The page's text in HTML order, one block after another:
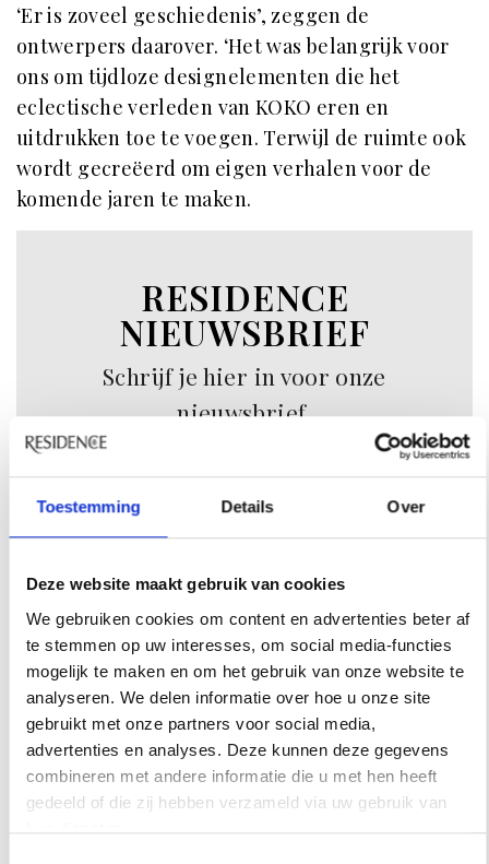
Toestemming Details Over
Deze website maakt gebruik van cookies
We gebruiken cookies om content en advertenties beter af
te stemmen op uw interesses, om social media-functies
mogelijk te maken en om het gebruik van onze website te
analyseren. We delen informatie over hoe u onze site
gebruikt met onze partners voor social media,
advertenties en analyses. Deze kunnen deze gegevens
combineren met andere informatie die u met hen heeft
gedeeld of die zij hebben verzameld via uw gebruik van
‘Er is zoveel geschiedenis’, zeggen de
ontwerpers daarover. ‘Het was belangrijk voor
ons om tijdloze designelementen die het
eclectische verleden van KOKO eren en
uitdrukken toe te voegen. Terwijl de ruimte ook
wordt gecreëerd om eigen verhalen voor de
komende jaren te maken.
RESIDENCE
NIEUWSBRIEF
Schrijf je hier in voor onze
nieuwsbrief.
INSCHRIJVEN
INSPIRATIE